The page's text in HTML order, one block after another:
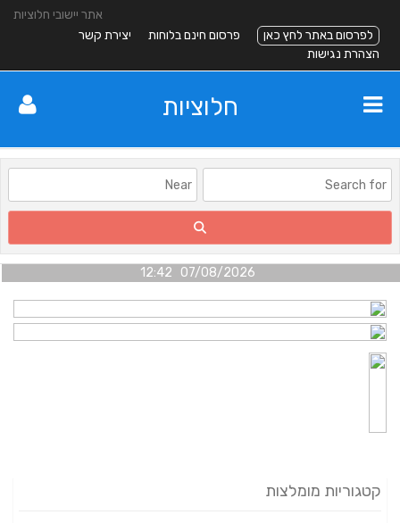
אתר יישובי חלוציות
לפרסום באתר לחץ כאן
פרסום חינם בלוחות
יצירת קשר
הצהרת נגישות
חלוציות
07/08/2026 12:42
קטגוריות מומלצות